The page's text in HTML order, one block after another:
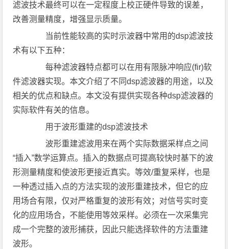
滤波技术最终可以在一定程度上校正硬件导致的误差，
改善测量精度，增强显示质量。
当前性能较高的实时示波器中常用的dsp滤波技
术有以下五种：
每种滤波器特点都可以在用有限脉冲响应(fir)软
件滤波器实现。本文介绍了不同dsp滤波器的用途，以及
相关的优点和缺点。本文没有提供实现各种dsp滤波器的
实际软件有关的信息。
用于波形重建的dsp滤波技术
波形重建滤波用来在两个实际数据采样点之间
“插入”数学运算点。插入的数据点可提高较快时基下的波
形测量精度和使波形更接近真实。等效/重复采样，也是
一种透过插入点的方法实现的波形重建技术，但它的应
用场合有限，仅对严格重复的波形有效；对信号实时变
化的应用场合，不能使用等效采样。必须在一次采集完
成一个完整的波形捕获，因此只能选择软件的方法重建
波形。